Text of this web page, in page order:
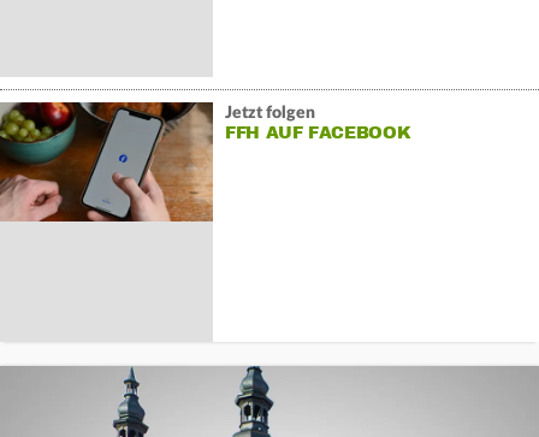
Jetzt folgen
FFH AUF FACEBOOK